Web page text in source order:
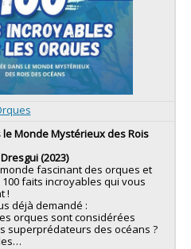
Monde Mystérieux des Rois
(2023)
fascinant des orques et
faits incroyables qui vous
!
déjà demandé :
orques sont considérées
superprédateurs des océans ?